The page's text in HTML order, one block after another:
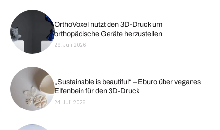
OrthoVoxel nutzt den 3D-Druck um
orthopädische Geräte herzustellen
29. Juli 2026
„Sustainable is beautiful“ – Eburo über veganes
Elfenbein für den 3D-Druck
24. Juli 2026